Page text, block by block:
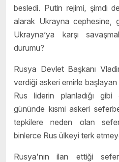
besledi. Putin rejimi, şimdi
alarak Ukrayna cephesine,
Ukrayna’ya karşı
durumu?
Rusya Devlet Başkanı
verdiği askeri emirle başlayan
Rus liderin planladığı
gününde kısmi askeri
tepkilere neden olan
binlerce Rus ülkeyi terk
Rusya'nın ilan ettiği